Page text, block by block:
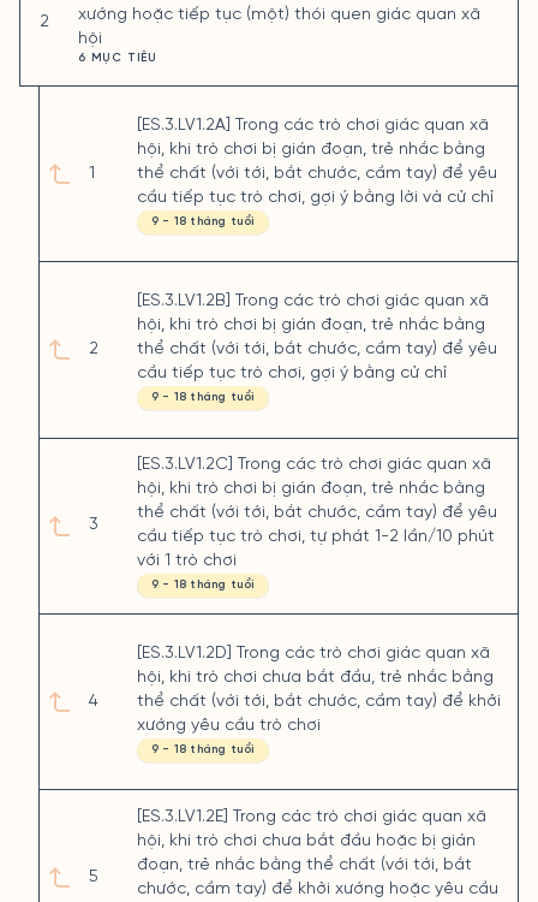
2
xướng hoặc tiếp tục (một) thói quen giác quan xã
hội
6 MỤC TIÊU
1
2
3
4
5
[ES.3.LV1.2A] Trong các trò chơi giác quan xã
hội, khi trò chơi bị gián đoạn, trẻ nhắc bằng
thể chất (với tới, bắt chước, cầm tay) để yêu
cầu tiếp tục trò chơi, gợi ý bằng lời và cử chỉ
9 - 18 tháng tuổi
[ES.3.LV1.2B] Trong các trò chơi giác quan xã
hội, khi trò chơi bị gián đoạn, trẻ nhắc bằng
thể chất (với tới, bắt chước, cầm tay) để yêu
cầu tiếp tục trò chơi, gợi ý bằng cử chỉ
9 - 18 tháng tuổi
[ES.3.LV1.2C] Trong các trò chơi giác quan xã
hội, khi trò chơi bị gián đoạn, trẻ nhắc bằng
thể chất (với tới, bắt chước, cầm tay) để yêu
cầu tiếp tục trò chơi, tự phát 1-2 lần/10 phút
với 1 trò chơi
9 - 18 tháng tuổi
[ES.3.LV1.2D] Trong các trò chơi giác quan xã
hội, khi trò chơi chưa bắt đầu, trẻ nhắc bằng
thể chất (với tới, bắt chước, cầm tay) để khởi
xướng yêu cầu trò chơi
9 - 18 tháng tuổi
[ES.3.LV1.2E] Trong các trò chơi giác quan xã
hội, khi trò chơi chưa bắt đầu hoặc bị gián
đoạn, trẻ nhắc bằng thể chất (với tới, bắt
chước, cầm tay) để khởi xướng hoặc yêu cầu